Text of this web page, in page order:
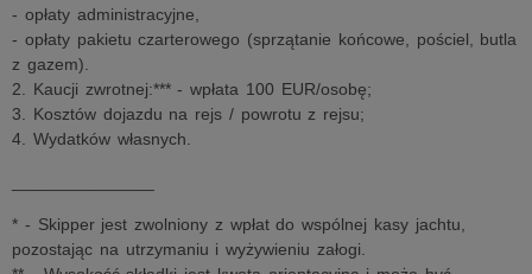
- opłaty administracyjne,
- opłaty pakietu czarterowego (sprzątanie końcowe, pościel, butla
z gazem).
2. Kaucji zwrotnej:*** - wpłata 100 EUR/osobę;
3. Kosztów dojazdu na rejs / powrotu z rejsu;
4. Wydatków własnych.
* - Skipper jest zwolniony z wpłat do wspólnej kasy jachtu,
pozostając na utrzymaniu i wyżywieniu załogi.